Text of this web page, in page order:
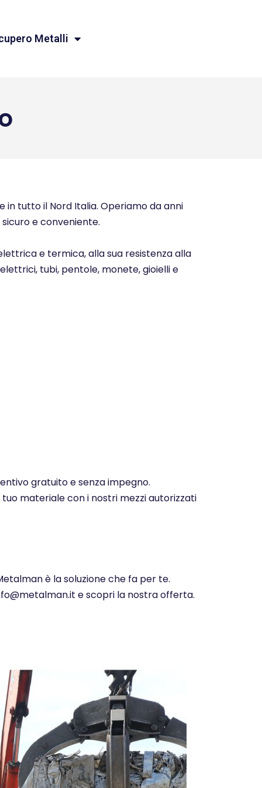
Metalli
in tutto il Nord Italia. Operiamo da anni
e conveniente.
e termica, alla sua resistenza alla
tubi, pentole, monete, gioielli e
gratuito e senza impegno.
materiale con i nostri mezzi autorizzati
è la soluzione che fa per te.
e scopri la nostra offerta.